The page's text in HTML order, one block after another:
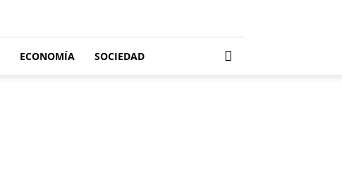
ECONOMÍA SOCIEDAD